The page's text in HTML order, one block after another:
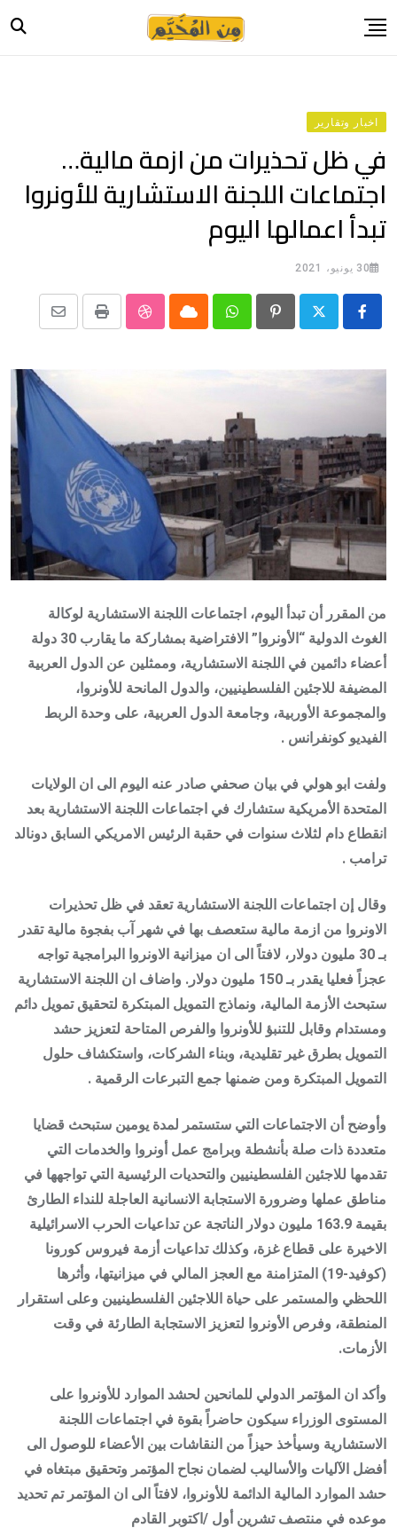
to
حياة
صورة وحكاية
قصة وسيرة
فيديو
المدونة
بيانات
اخبار وتقارير
في ظل تحذيرات من ازمة مالية…
اجتماعات اللجنة الاستشارية للأونروا
تبدأ اعمالها اليوم
30 يونيو، 2021
Pinterest
Whatsapp
Cloud
StumbleUpon
Print
Share
Email
من المقرر أن تبدأ اليوم، اجتماعات اللجنة الاستشارية لوكالة
الغوث الدولية “الأونروا” الافتراضية بمشاركة ما يقارب 30 دولة
أعضاء دائمين في اللجنة الاستشارية، وممثلين عن الدول العربية
المضيفة للاجئين الفلسطينيين، والدول المانحة للأونروا،
والمجموعة الأوربية، وجامعة الدول العربية، على وحدة الربط
الفيديو كونفرانس .
ولفت ابو هولي في بيان صحفي صادر عنه اليوم الى ان الولايات
المتحدة الأمريكية ستشارك في اجتماعات اللجنة الاستشارية بعد
انقطاع دام لثلاث سنوات في حقبة الرئيس الامريكي السابق دونالد
ترامب .
وقال إن اجتماعات اللجنة الاستشارية تعقد في ظل تحذيرات
الاونروا من ازمة مالية ستعصف بها في شهر آب بفجوة مالية تقدر
بـ 30 مليون دولار، لافتاً الى ان ميزانية الاونروا البرامجية تواجه
عجزاً فعليا يقدر بـ 150 مليون دولار. واضاف ان اللجنة الاستشارية
ستبحث الأزمة المالية، ونماذج التمويل المبتكرة لتحقيق تمويل دائم
ومستدام وقابل للتنبؤ للأونروا والفرص المتاحة لتعزيز حشد
التمويل بطرق غير تقليدية، وبناء الشركات، واستكشاف حلول
التمويل المبتكرة ومن ضمنها جمع التبرعات الرقمية .
وأوضح أن الاجتماعات التي ستستمر لمدة يومين ستبحث قضايا
متعددة ذات صلة بأنشطة وبرامج عمل أونروا والخدمات التي
تقدمها للاجئين الفلسطينيين والتحديات الرئيسية التي تواجهها في
مناطق عملها وضرورة الاستجابة الانسانية العاجلة للنداء الطارئ
بقيمة 163.9 مليون دولار الناتجة عن تداعيات الحرب الاسرائيلية
الاخيرة على قطاع غزة، وكذلك تداعيات أزمة فيروس كورونا
(كوفيد-19) المتزامنة مع العجز المالي في ميزانيتها، وأثرها
اللحظي والمستمر على حياة اللاجئين الفلسطينيين وعلى استقرار
المنطقة، وفرص الأونروا لتعزيز الاستجابة الطارئة في وقت
الأزمات.
وأكد ان المؤتمر الدولي للمانحين لحشد الموارد للأونروا على
المستوى الوزراء سيكون حاضراً بقوة في اجتماعات اللجنة
الاستشارية وسيأخذ حيزاً من النقاشات بين الأعضاء للوصول الى
أفضل الآليات والأساليب لضمان نجاح المؤتمر وتحقيق مبتغاه في
حشد الموارد المالية الدائمة للأونروا، لافتاً الى ان المؤتمر تم تحديد
موعده في منتصف تشرين أول /اكتوبر القادم